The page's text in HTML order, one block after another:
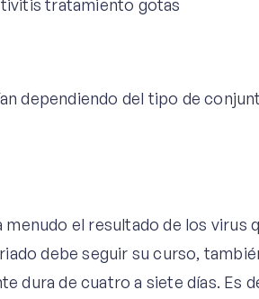
dependiendo del tipo de
el resultado de los virus
debe seguir su curso,
dura de cuatro a siete días. Es